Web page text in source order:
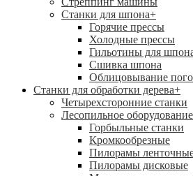
Станки для шпона+
Горячие прессы
Холодные прессы
Гильотины для
Сшивка шпона
Облицовывание
Станки для обработки дерева+
Четырехсторонние станки
Лесопильное оборудование
Горбыльные станки
Кромкообрезные
Пилорамы
Пилорамы дисковые